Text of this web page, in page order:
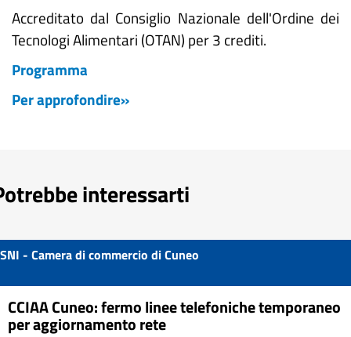
Accreditato dal Consiglio Nazionale dell'Ordine dei
Tecnologi Alimentari (OTAN) per 3 crediti.
Programma
Per approfondire»
interessarti
SNI - Camera di commercio di Cuneo
CCIAA Cuneo: fermo linee telefoniche temporaneo
per aggiornamento rete